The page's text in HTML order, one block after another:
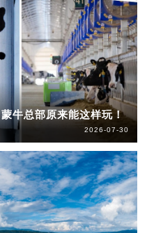
牛总部原来能这样玩！
2026-07-30